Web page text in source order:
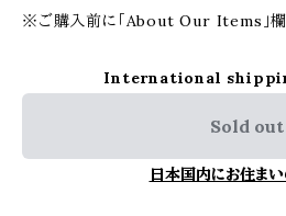
※ご購入前に「About Our Items」欄
International
Sold out
日本国内にお住ま